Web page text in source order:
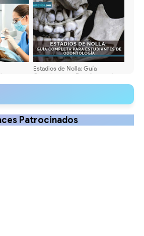
-
elección
Estadios de Nolla: Guía
Completa para Estudiantes de
Odontología
Patrocinados